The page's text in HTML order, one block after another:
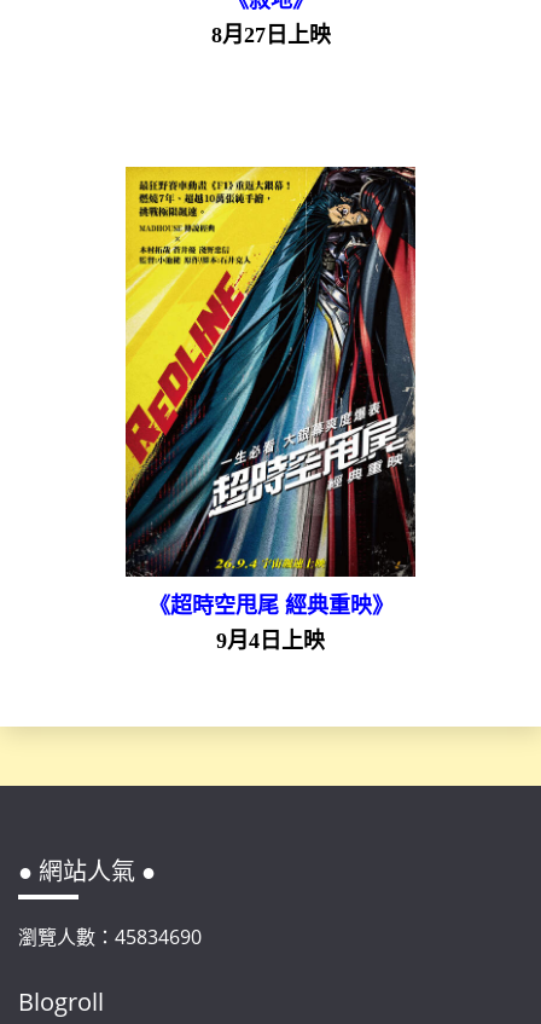
8月27日上映
《超時空甩尾 經典重映》
9月4日上映
● 網站人氣 ●
瀏覽人數：45834690
Blogroll